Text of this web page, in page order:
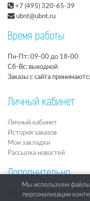
+7 (495) 320-65-39
ubnt@ubnt.ru
Время работы
Пн-Пт: 09-00 до 18-00
Сб-Вс: выходной
Заказы с сайта
Личный кабинет
Личный кабинет
История заказов
Мои закладки
Рассылка новостей
Дополнительно
Подарочные сертификаты
Мы используем
персонализации